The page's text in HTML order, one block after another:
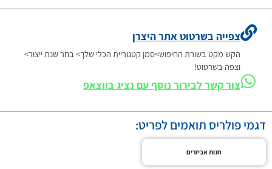
צפייה בשרטוט אתר היצרן
הקש מקט בשורת החיפוש>סמן קטגוריית הכלי שלך> בחר שנת ייצור>
וצפה בשרטוט!
צור קשר לבירור נוסף עם נציג בווצאפ
דגמי פולריס תואמים לפריט:
חנות אביזרים